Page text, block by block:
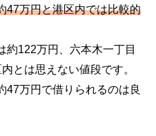
47万円と港区内では比較的
約122万円、六本木一丁目
とは思えない値段です。
47万円で借りられるのは良